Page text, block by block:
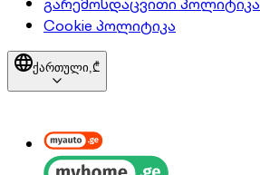
Cookie პოლიტიკა
ქართული, ₾